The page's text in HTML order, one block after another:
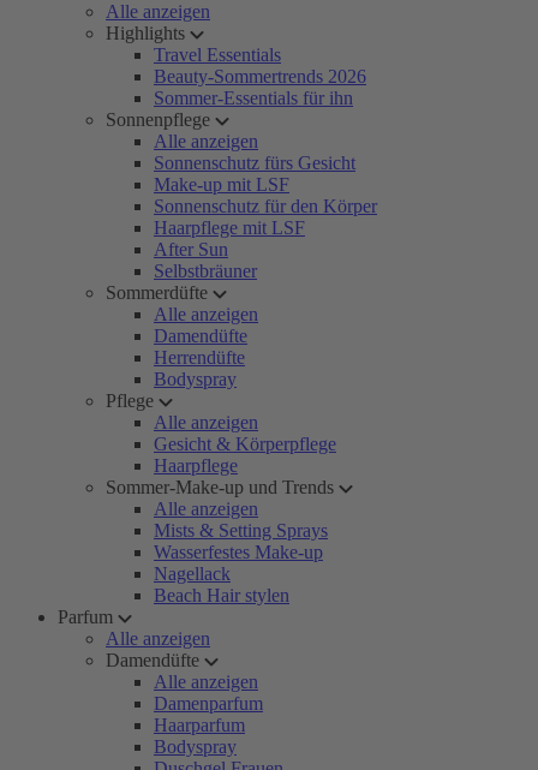
Alle anzeigen
Highlights
Travel Essentials
Beauty-Sommertrends 2026
Sommer-Essentials für ihn
Sonnenpflege
Alle anzeigen
Sonnenschutz fürs Gesicht
Make-up mit LSF
Sonnenschutz für den Körper
Haarpflege mit LSF
After Sun
Selbstbräuner
Sommerdüfte
Alle anzeigen
Damendüfte
Herrendüfte
Bodyspray
Pflege
Alle anzeigen
Gesicht & Körperpflege
Haarpflege
Sommer-Make-up und Trends
Alle anzeigen
Mists & Setting Sprays
Wasserfestes Make-up
Nagellack
Beach Hair stylen
Parfum
Alle anzeigen
Damendüfte
Alle anzeigen
Damenparfum
Haarparfum
Bodyspray